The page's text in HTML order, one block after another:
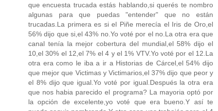
que encuesta trucada estás hablando,si querés te nombro
algunas para que puedas "entender" que no están
trucadas.La primera es si el Piñe merecía el Iris de Oro,el
56% dijo que si,el 43% no.Yo voté por el no.La otra era que
canal tenía la mejor cobertura del mundial,el 58% dijo el
10,el 30% el 12,el 7% el 4 y el 1% VTV.Yo voté por el 12.La
otra era como le iba a ir a Historias de Cárcel,el 54% dijo
que mejor que Victimas y Victimarios,el 37% dijo que peor y
el 8% dijo que igual.Yo voté por igual.Después la otra era
que nos habia parecido el programa? La mayoria optó por
la opción de excelente,yo voté que era bueno.Y así te